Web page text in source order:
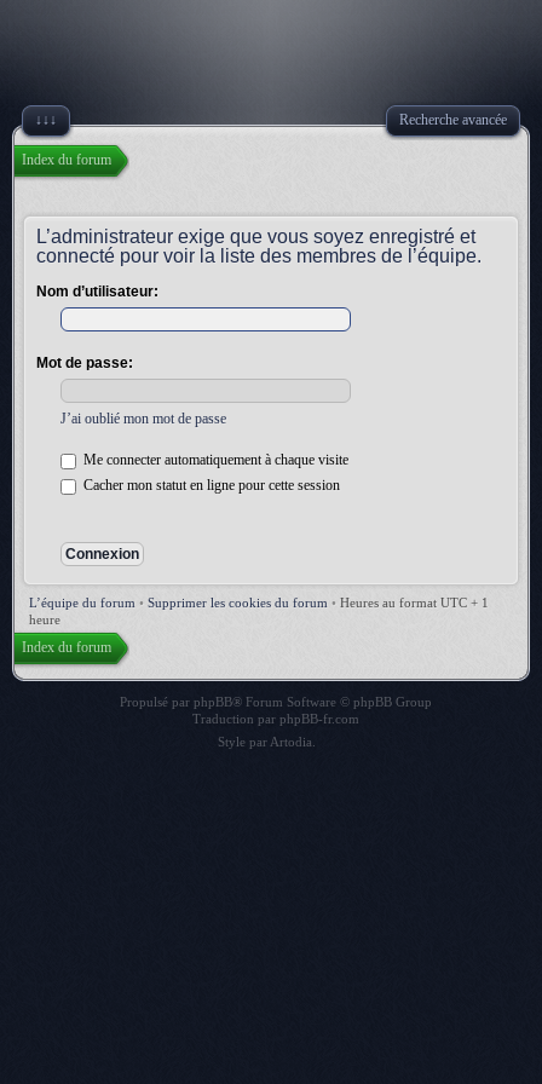
↓↓↓ Recherche avancée
Index du forum
L’administrateur exige que vous soyez enregistré et
connecté pour voir la liste des membres de l’équipe.
Nom d’utilisateur:
Mot de passe:
J’ai oublié mon mot de passe
Me connecter automatiquement à chaque visite
Cacher mon statut en ligne pour cette session
L’équipe du forum • Supprimer les cookies du forum • Heures au format UTC + 1
heure
Index du forum
Propulsé par phpBB® Forum Software © phpBB Group
Traduction par phpBB-fr.com
Style par Artodia